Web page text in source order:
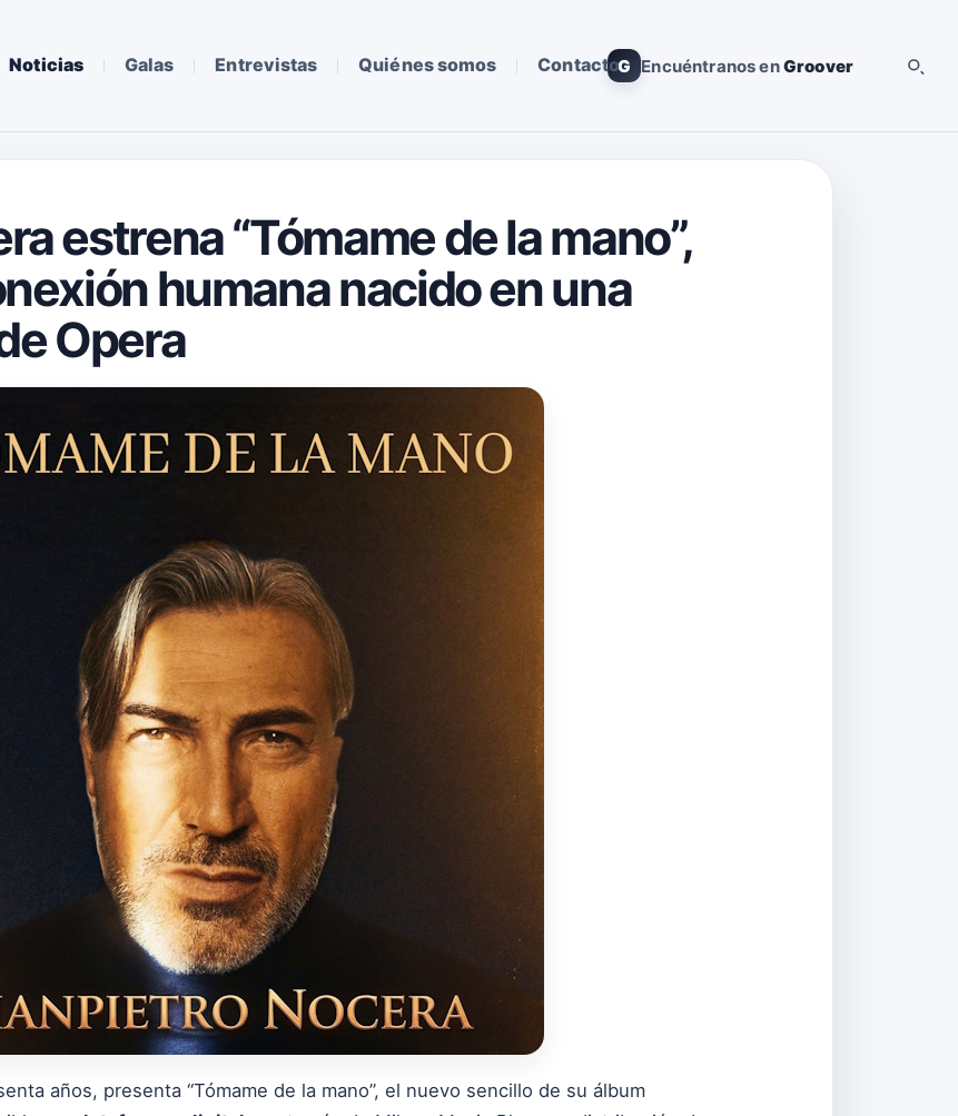
Noticias Galas Entrevistas Quiénes somos ContactoG Encuéntranos enGroover
estrena “Tómame de la mano”,
humana nacido en una
Opera
años, presenta “Tómame de la mano”, el nuevo sencillo de su álbum